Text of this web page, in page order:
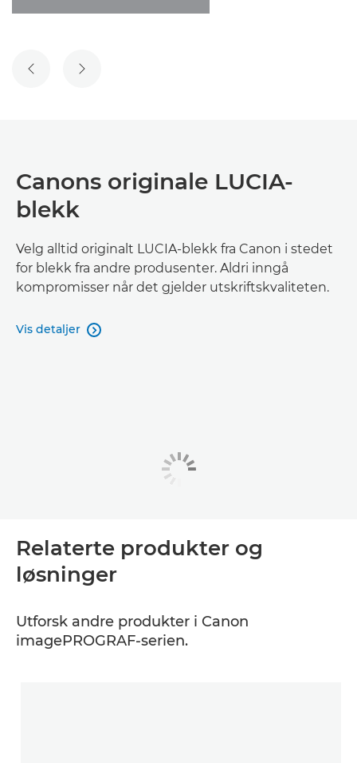
FORRIGE LYSBILDE
NESTE LYSBILDE
Canons originale LUCIA-
blekk
Velg alltid originalt LUCIA-blekk fra Canon i stedet
for blekk fra andre produsenter. Aldri inngå
kompromisser når det gjelder utskriftskvaliteten.
Vis detaljer 
Relaterte produkter og
løsninger
Utforsk andre produkter i Canon
imagePROGRAF-serien.